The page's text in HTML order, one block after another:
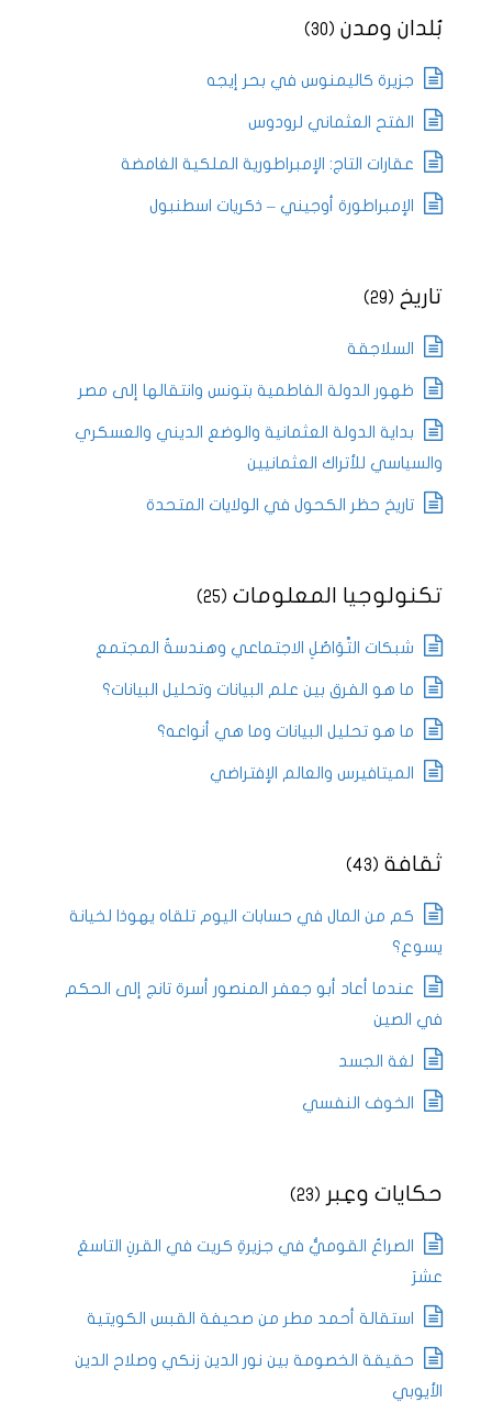
بُلدان ومدن (30)
جزيرة كاليمنوس في بحر إيجه
الفتح العثماني لرودوس
عقارات التاج: الإمبراطورية الملكية الغامضة
الإمبراطورة أوجيني – ذكريات اسطنبول
تاريخ (29)
السلاجقة
ظهور الدولة الفاطمية بتونس وانتقالها إلى مصر
بداية الدولة العثمانية والوضع الديني والعسكري
والسياسي للأتراك العثمانيين
تاريخ حظر الكحول في الولايات المتحدة
تكنولوجيا المعلومات (25)
شبكات التَّوَاصُلِ الاجتماعي وهندسةُ المجتمع
ما هو الفرق بين علم البيانات وتحليل البيانات؟
ما هو تحليل البيانات وما هي أنواعه؟
الميتافيرس والعالم الإفتراضي
ثقافة (43)
كم من المال في حسابات اليوم تلقاه يهوذا لخيانة
يسوع؟
عندما أعاد أبو جعفر المنصور أسرة تانج إلى الحكم
في الصين
لغة الجسد
الخوف النفسي
حكايات وعِبر (23)
الصراعُ القوميُّ في جزيرةِ كريت في القرنِ التاسعَ
عشرَ
استقالة أحمد مطر من صحيفة القبس الكويتية
حقيقة الخصومة بين نور الدين زنكي وصلاح الدين
الأيوبي